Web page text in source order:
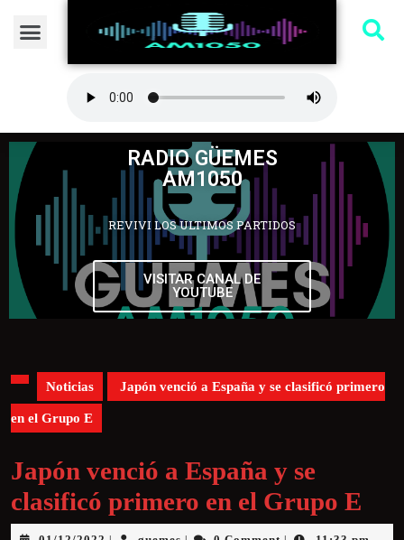
RADIO GÜEMES
AM1050
REVIVI LOS ULTIMOS PARTIDOS
VISITAR CANAL DE
YOUTUBE
Noticias Japón venció a España y se clasificó primero
en el Grupo E
Japón venció a España y se
clasificó primero en el Grupo E